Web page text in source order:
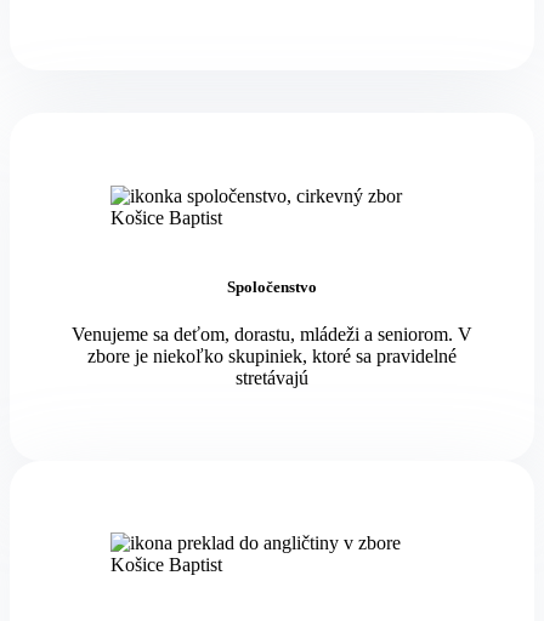
Spoločenstvo
Venujeme sa deťom, dorastu, mládeži a seniorom. V
zbore je niekoľko skupiniek, ktoré sa pravidelné
stretávajú